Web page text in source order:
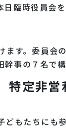
臨時役員会
ます。委員
事の７名で構
定非
どもたちに